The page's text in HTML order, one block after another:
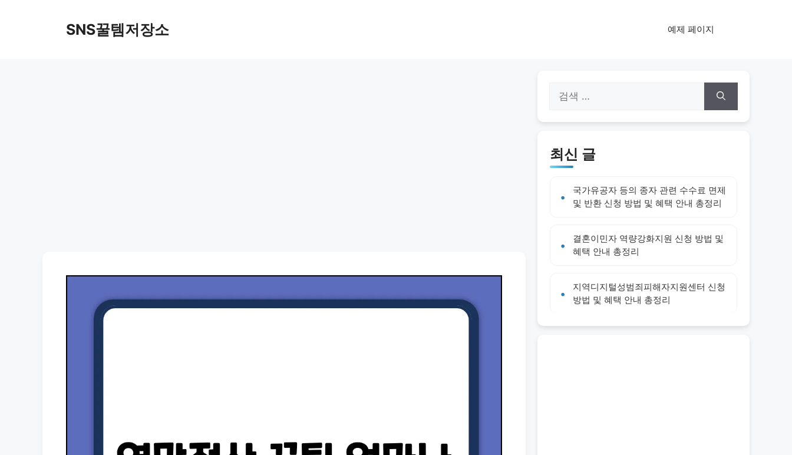
SNS꿀템저장소 예제 페이지
색:
최신 글
국가유공자 등의 종자 관련 수수료 면제
및 반환 신청 방법 및 혜택 안내 총정리
결혼이민자 역량강화지원 신청 방법 및
혜택 안내 총정리
지역디지털성범죄피해자지원센터 신청
방법 및 혜택 안내 총정리